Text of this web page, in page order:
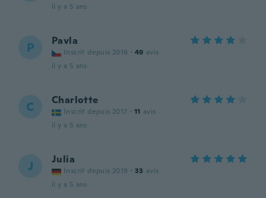
il y a 5 ans
P Pavla
Inscrit depuis 2016 · 49 avis
il y a 5 ans
C Charlotte
Inscrit depuis 2017 · 11 avis
il y a 5 ans
J Julia
Inscrit depuis 2019 · 33 avis
il y a 5 ans